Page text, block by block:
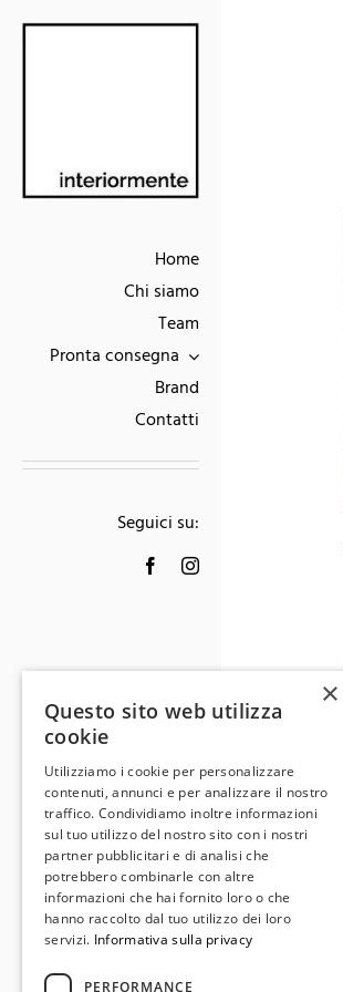
Home
Chi siamo
Team
Pronta consegna
Brand
Contatti
Seguici su:
×
Questo sito web utilizza
cookie
Utilizziamo i cookie per personalizzare
contenuti, annunci e per analizzare il nostro
traffico. Condividiamo inoltre informazioni
sul tuo utilizzo del nostro sito con i nostri
partner pubblicitari e di analisi che
potrebbero combinarle con altre
informazioni che hai fornito loro o che
hanno raccolto dal tuo utilizzo dei loro
servizi. Informativa sulla privacy
PERFORMANCE